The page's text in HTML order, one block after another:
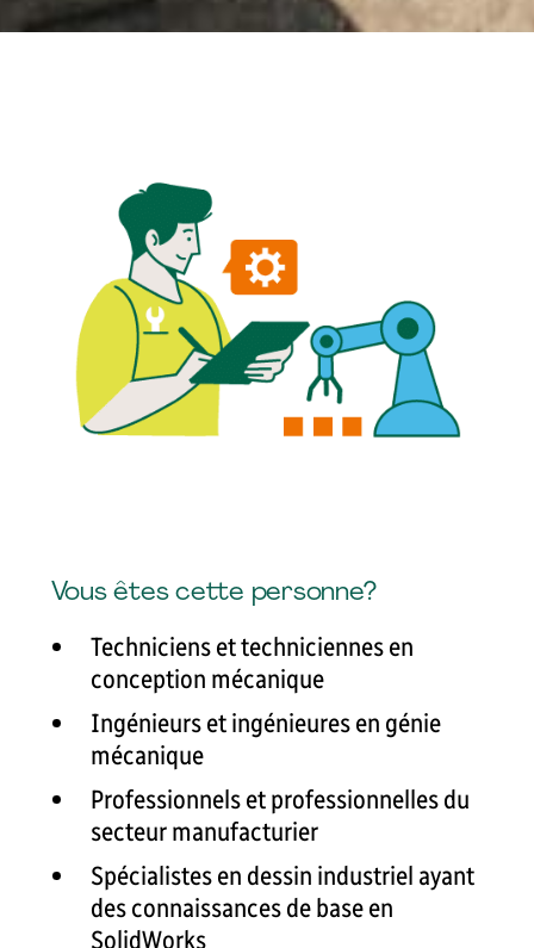
Vous êtes cette personne?
Techniciens et techniciennes en
conception mécanique
Ingénieurs et ingénieures en génie
mécanique
Professionnels et professionnelles du
secteur manufacturier
Spécialistes en dessin industriel ayant
des connaissances de base en
SolidWorks